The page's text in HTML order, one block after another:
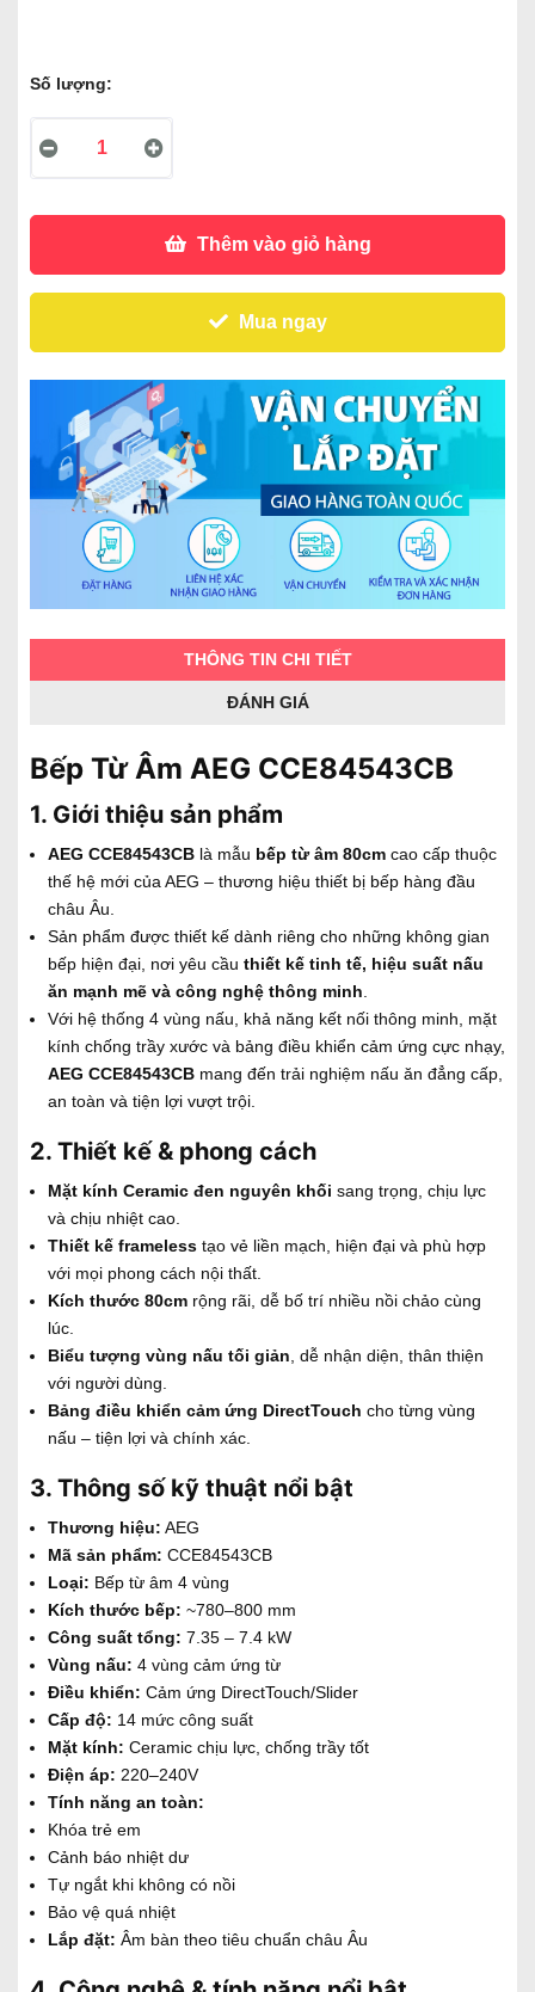
Số lượng:
Thêm vào giỏ hàng
Mua ngay
THÔNG TIN CHI TIẾT
ĐÁNH GIÁ
Bếp Từ Âm AEG CCE84543CB
1. Giới thiệu sản phẩm
AEG CCE84543CB là mẫu bếp từ âm 80cm cao cấp thuộc
thế hệ mới của AEG – thương hiệu thiết bị bếp hàng đầu
châu Âu.
Sản phẩm được thiết kế dành riêng cho những không gian
bếp hiện đại, nơi yêu cầu thiết kế tinh tế, hiệu suất nấu
ăn mạnh mẽ và công nghệ thông minh
Với hệ thống 4 vùng nấu, khả năng kết nối thông minh, mặt
kính chống trầy xước và bảng điều khiển cảm ứng cực nhạy,
AEG CCE84543CB mang đến trải nghiệm nấu ăn đẳng cấp,
an toàn và tiện lợi vượt trội.
2. Thiết kế & phong cách
Mặt kính Ceramic đen nguyên khối sang trọng, chịu lực
và chịu nhiệt cao.
Thiết kế frameless tạo vẻ liền mạch, hiện đại và phù hợp
với mọi phong cách nội thất.
Kích thước 80cm rộng rãi, dễ bố trí nhiều nồi chảo cùng
lúc.
Biểu tượng vùng nấu tối giản , dễ nhận diện, thân thiện
với người dùng.
Bảng điều khiển cảm ứng DirectTouch cho từng vùng
nấu – tiện lợi và chính xác.
3. Thông số kỹ thuật nổi bật
Thương hiệu: AEG
Mã sản phẩm: CCE84543CB
Loại: Bếp từ âm 4 vùng
Kích thước bếp: ~780–800 mm
Công suất tổng: 7.35 – 7.4 kW
Vùng nấu: 4 vùng cảm ứng từ
Điều khiển: Cảm ứng DirectTouch/Slider
Cấp độ: 14 mức công suất
Mặt kính: Ceramic chịu lực, chống trầy tốt
Điện áp: 220–240V
Tính năng an toàn:
Khóa trẻ em
Cảnh báo nhiệt dư
Tự ngắt khi không có nồi
Bảo vệ quá nhiệt
Lắp đặt: Âm bàn theo tiêu chuẩn châu Âu